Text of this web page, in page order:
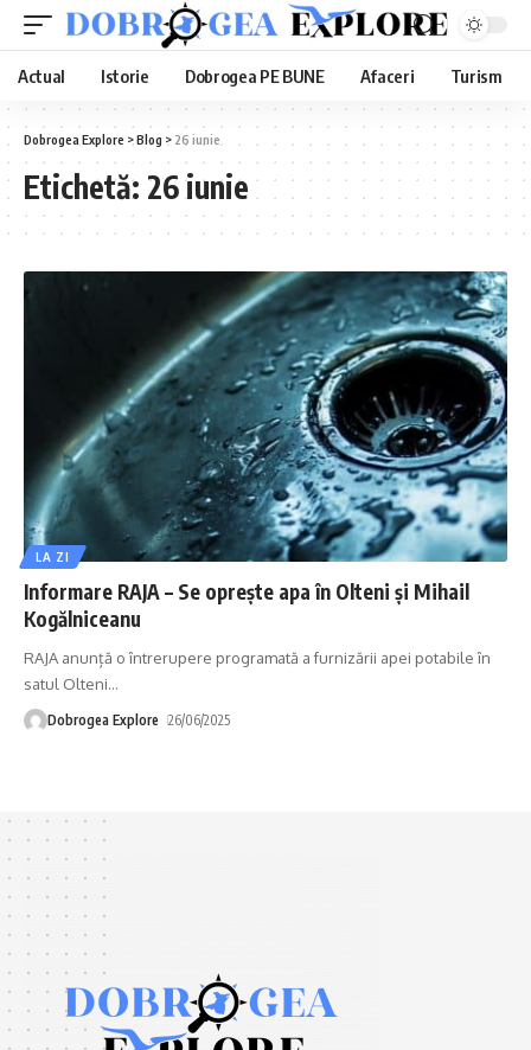
Actual Istorie Dobrogea PE BUNE Afaceri Turism
Dobrogea Explore >Blog > 26 iunie
Etichetă: 26 iunie
LA ZI
Informare RAJA – Se oprește apa în Olteni și Mihail
Kogălniceanu
RAJA anunță o întrerupere programată a furnizării apei potabile în
satul Olteni…
Dobrogea Explore 26/06/2025